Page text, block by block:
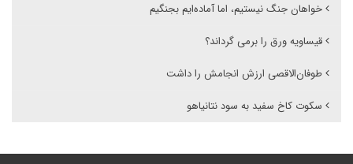
خواهان جنگ نیستیم، اما آماده‌ایم بجنگیم
قیساویه ورق را برمی گرداند؟
طوفان‌الاقصی ارزش انجامش را داشت
سکوت کاخ سفید به سود نتانیاهو